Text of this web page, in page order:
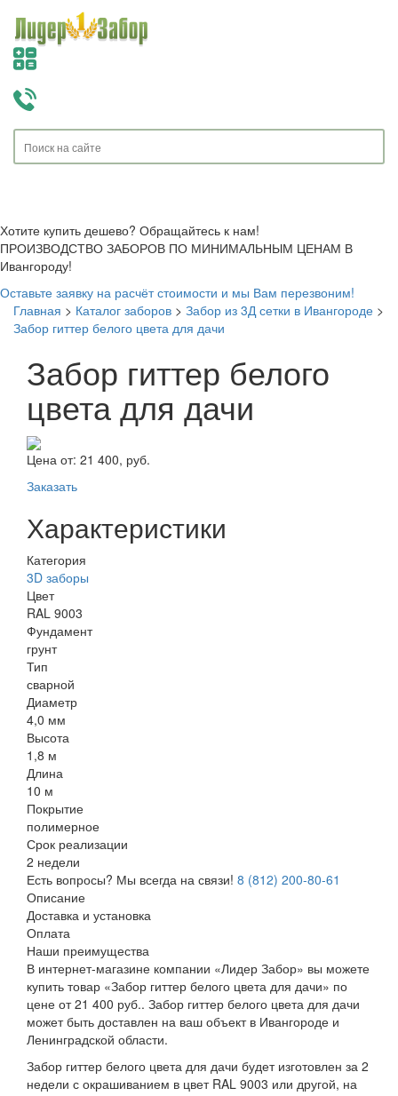
Хотите купить дешево? Обращайтесь к нам!
ПРОИЗВОДСТВО ЗАБОРОВ ПО МИНИМАЛЬНЫМ ЦЕНАМ В
Ивангороду!
Оставьте заявку на расчёт стоимости и мы Вам перезвоним!
Главная > Каталог заборов > Забор из 3Д сетки в Ивангороде >
Забор гиттер белого цвета для дачи
Забор гиттер белого
цвета для дачи
Цена от: 21 400, руб.
Заказать
Характеристики
Категория
3D заборы
Цвет
RAL 9003
Фундамент
грунт
Тип
сварной
Диаметр
4,0 мм
Высота
1,8 м
Длина
10 м
Покрытие
полимерное
Срок реализации
2 недели
Есть вопросы? Мы всегда на связи! 8 (812) 200-80-61
Описание
Доставка и установка
Оплата
Наши преимущества
В интернет-магазине компании «Лидер Забор» вы можете
купить товар «Забор гиттер белого цвета для дачи» по
цене от 21 400 руб.. Забор гиттер белого цвета для дачи
может быть доставлен на ваш объект в Ивангороде и
Ленинградской области.
Забор гиттер белого цвета для дачи будет изготовлен за 2
недели с окрашиванием в цвет RAL 9003 или другой, на